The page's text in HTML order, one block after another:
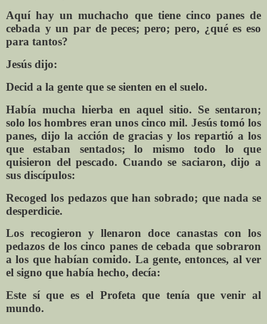
Aquí hay un muchacho que tiene cinco panes de
cebada y un par de peces; pero; pero, ¿qué es eso
para tantos?
Jesús dijo:
Decid a la gente que se sienten en el suelo.
Había mucha hierba en aquel sitio. Se sentaron;
solo los hombres eran unos cinco mil. Jesús tomó los
panes, dijo la acción de gracias y los repartió a los
que estaban sentados; lo mismo todo lo que
quisieron del pescado. Cuando se saciaron, dijo a
sus discípulos:
Recoged los pedazos que han sobrado; que nada se
desperdicie.
Los recogieron y llenaron doce canastas con los
pedazos de los cinco panes de cebada que sobraron
a los que habían comido. La gente, entonces, al ver
el signo que había hecho, decía:
Este sí que es el Profeta que tenía que venir al
mundo.